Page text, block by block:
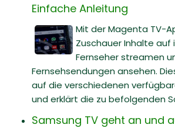
Einfache Anleitung
Mit der Magenta TV-
Zuschauer Inhalte auf
Fernseher streamen
Fernsehsendungen ansehen.
auf die verschiedenen
und erklärt die zu befolgenden
Samsung TV geht an und